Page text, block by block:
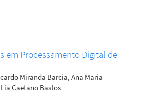
em Processamento Digital de
Miranda Barcia, Ana Maria
Caetano Bastos